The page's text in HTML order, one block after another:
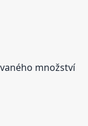
množství